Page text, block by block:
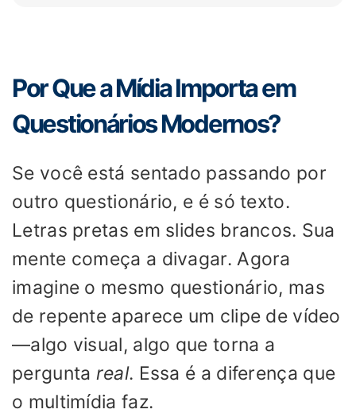
Por Que a Mídia Importa em
Questionários Modernos?
Se você está sentado passando por
outro questionário, e é só texto.
Letras pretas em slides brancos. Sua
mente começa a divagar. Agora
imagine o mesmo questionário, mas
de repente aparece um clipe de vídeo
—algo visual, algo que torna a
pergunta real. Essa é a diferença que
o multimídia faz.